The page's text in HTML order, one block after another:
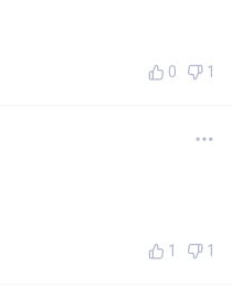
0 1
1 1